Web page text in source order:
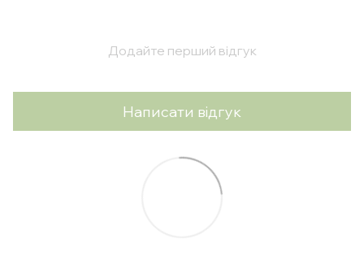
Додайте перший відгук
Написати відгук